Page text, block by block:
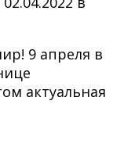
9 апреля в
актуальная